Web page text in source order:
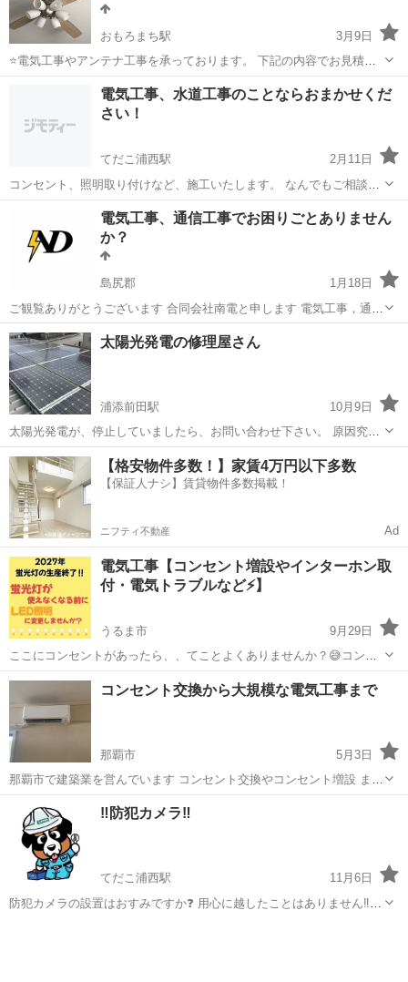
おもろまち駅
3月9日
⭐️電気工事やアンテナ工事を承っております。 下記の内容でお見積も
り致します。気軽にお問い合わせ下さい。ネット等で購入された器具
などの取付のみでも可能です。 ★ 照明取付 交換。 ★ コンセント増設
交換 。 ...
おもろまち駅 電気工事 分電盤
電気工事、水道工事のことならおまかせくだ
さい！
てだこ浦西駅
2月11日
コンセント、照明取り付けなど、施工いたします。 なんでもご相談く
ださい！
うるま市 てだこ浦西駅 電気工事 取り付け
電気工事、通信工事でお困りごとありません
か？
島尻郡
1月18日
ご観覧ありがとうございます 合同会社南電と申します 電気工事，通信
工事等でお困りの事はありませんか？ その悩み合同会社南電がお悩み
を解決します お見積も無料行っております お見積だけでも大丈夫です
リフォームだけではなく小さ...
沖縄 島尻郡 電気工事 無料
太陽光発電の修理屋さん
浦添前田駅
10月9日
太陽光発電が、停止していましたら、お問い合わせ下さい。 原因究明
して復旧させます。 大体10年を過ぎてくると、パワーコンディショナ
ーが問題で停止します。 またソーラーパネルの内部回路破損での発電
低下も頻発しています。 ご質問...
沖縄 中頭郡 浦添前田駅 電気工事
【格安物件多数！】家賃4万円以下多数
【保証人ナシ】賃貸物件多数掲載！
ニフティ不動産 Ad
電気工事【コンセント増設やインターホン取
付・電気トラブルなど⚡️】
うるま市
9月29日
ここにコンセントがあったら、、てことよくありませんか？😅コンセ
ントはいくつあっても困りません！家庭のアンペアに合わせて増設致
します！ 最近増えているのが、LED照明に変更の依頼です。 高いとこ
ろなど、手が届きにくいところ、...
沖縄 うるま市 電気工事 お客様
コンセント交換から大規模な電気工事まで
那覇市
5月3日
那覇市で建築業を営んでいます コンセント交換やコンセント増設 また
店舗などの電気工事も承ります お気軽にご相談ください
沖縄 那覇市 電気工事
‼️防犯カメラ‼️
てだこ浦西駅
11月6日
防犯カメラの設置はおすみですか❓ 用心に越したことはありません‼️